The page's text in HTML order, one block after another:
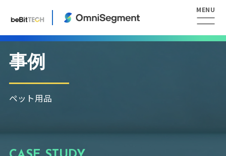
事例
ペット用品